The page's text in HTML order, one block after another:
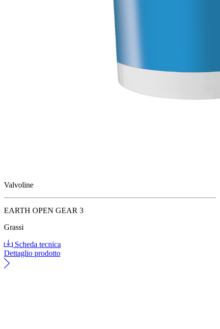
Valvoline
EARTH OPEN GEAR 3
Grassi
Scheda tecnica
Dettaglio prodotto